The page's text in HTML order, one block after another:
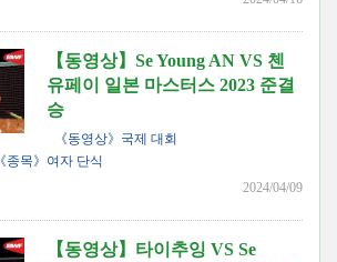
【동영상】Se Young AN VS 첸
유페이 일본 마스터스 2023 준결
승
《동영상》국제 대회
《종목》여자 단식
2024/04/09
【동영상】타이추잉 VS Se